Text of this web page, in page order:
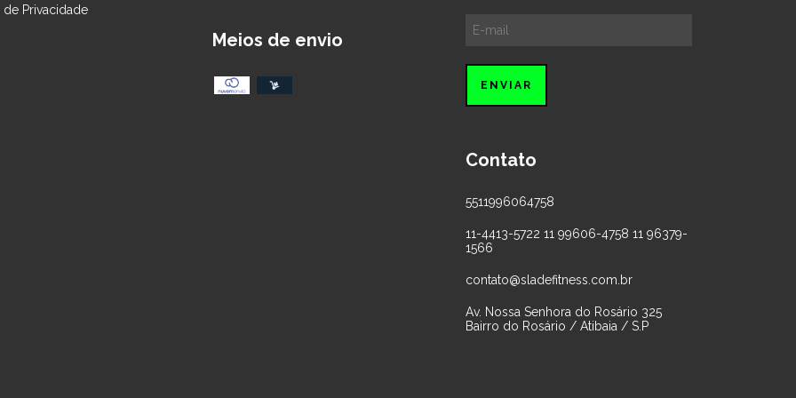
de Privacidade
Meios de envio
Contato
5511996064758
11-4413-5722 11 99606-4758 11 96379-
1566
contato@sladefitness.com.br
Av. Nossa Senhora do Rosário 325
Bairro do Rosário / Atibaia / S.P